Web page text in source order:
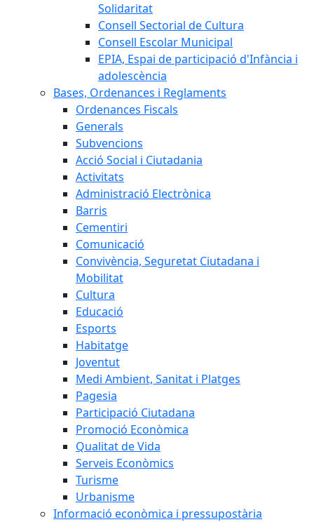
Solidaritat
Consell Sectorial de Cultura
Consell Escolar Municipal
EPIA, Espai de participació d'Infància i
adolescència
Bases, Ordenances i Reglaments
Ordenances Fiscals
Generals
Subvencions
Acció Social i Ciutadania
Activitats
Administració Electrònica
Barris
Cementiri
Comunicació
Convivència, Seguretat Ciutadana i
Mobilitat
Cultura
Educació
Esports
Habitatge
Joventut
Medi Ambient, Sanitat i Platges
Pagesia
Participació Ciutadana
Promoció Econòmica
Qualitat de Vida
Serveis Econòmics
Turisme
Urbanisme
Informació econòmica i pressupostària